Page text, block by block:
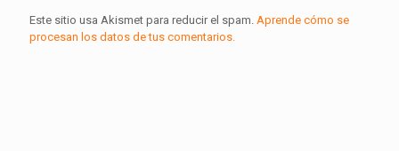
Este sitio usa Akismet para reducir el spam. Aprende cómo se
procesan los datos de tus comentarios.